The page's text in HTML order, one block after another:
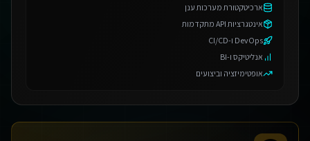
ארכיטקטורת מערכות ענן
אינטגרציות API מתקדמות
DevOps ו-CI/CD
אנליטיקס ו-BI
אופטימיזציה וביצועים